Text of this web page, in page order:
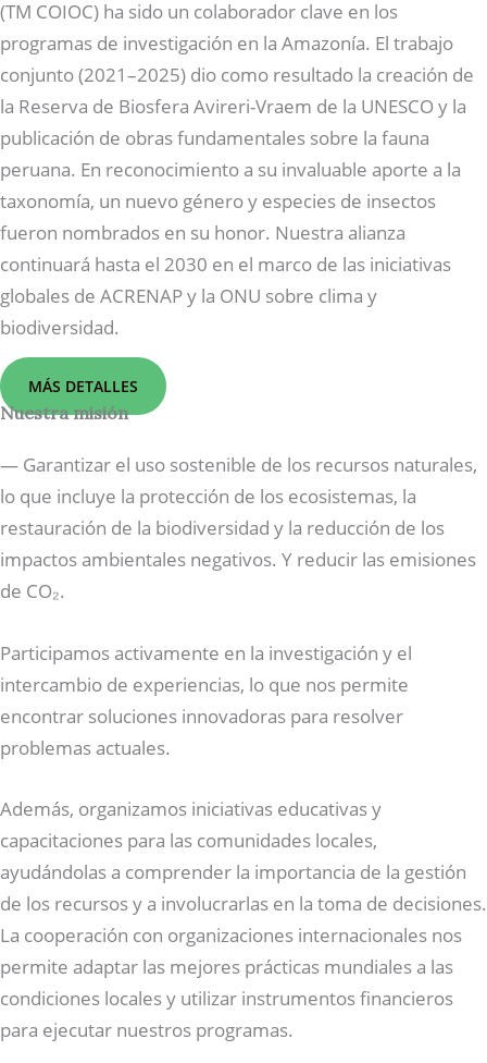
(TM COIOC) ha sido un colaborador clave en los
programas de investigación en la Amazonía. El trabajo
conjunto (2021–2025) dio como resultado la creación de
la Reserva de Biosfera Avireri-Vraem de la UNESCO y la
publicación de obras fundamentales sobre la fauna
peruana. En reconocimiento a su invaluable aporte a la
taxonomía, un nuevo género y especies de insectos
fueron nombrados en su honor. Nuestra alianza
continuará hasta el 2030 en el marco de las iniciativas
globales de ACRENAP y la ONU sobre clima y
biodiversidad.
MÁS DETALLES
Nuestra misión
— Garantizar el uso sostenible de los recursos naturales,
lo que incluye la protección de los ecosistemas, la
restauración de la biodiversidad y la reducción de los
impactos ambientales negativos. Y reducir las emisiones
de CO₂.
Participamos activamente en la investigación y el
intercambio de experiencias, lo que nos permite
encontrar soluciones innovadoras para resolver
problemas actuales.
Además, organizamos iniciativas educativas y
capacitaciones para las comunidades locales,
ayudándolas a comprender la importancia de la gestión
de los recursos y a involucrarlas en la toma de decisiones.
La cooperación con organizaciones internacionales nos
permite adaptar las mejores prácticas mundiales a las
condiciones locales y utilizar instrumentos financieros
para ejecutar nuestros programas.